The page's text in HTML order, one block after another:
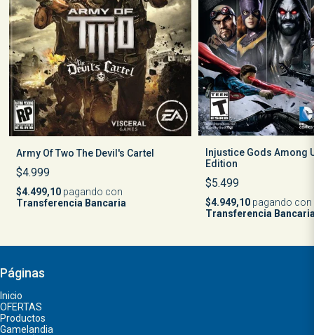
Army Of Two The Devil's Cartel
$4.999
$4.499,10pagando con
Transferencia Bancaria
Injustice Gods Among
Edition
$5.499
$4.949,10 pagando con
Transferencia
Páginas
Inicio
OFERTAS
Productos
Gamelandia